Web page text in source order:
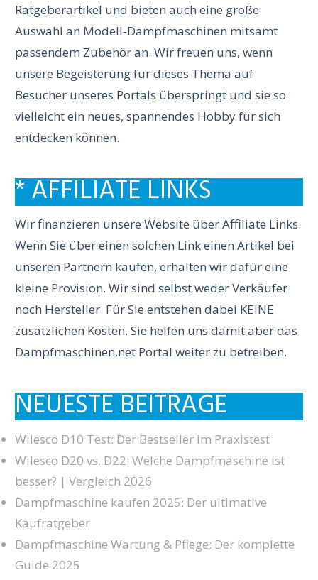
Ratgeberartikel und bieten auch eine große
Auswahl an Modell-Dampfmaschinen mitsamt
passendem Zubehör an. Wir freuen uns, wenn
unsere Begeisterung für dieses Thema auf
Besucher unseres Portals überspringt und sie so
vielleicht ein neues, spannendes Hobby für sich
entdecken können.
* AFFILIATE LINKS
Wir finanzieren unsere Website über Affiliate Links.
Wenn Sie über einen solchen Link einen Artikel bei
unseren Partnern kaufen, erhalten wir dafür eine
kleine Provision. Wir sind selbst weder Verkäufer
noch Hersteller. Für Sie entstehen dabei KEINE
zusätzlichen Kosten. Sie helfen uns damit aber das
Dampfmaschinen.net Portal weiter zu betreiben.
NEUESTE BEITRÄGE
Wilesco D10 Test: Der Bestseller im Praxistest
Wilesco D20 vs. D22: Welche Dampfmaschine ist
besser? | Vergleich 2026
Dampfmaschine kaufen 2025: Der ultimative
Kaufratgeber
Dampfmaschine Wartung & Pflege: Der komplette
Guide 2025